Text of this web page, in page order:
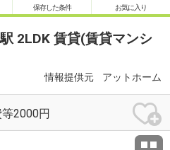
保存した条件 お気に入り
2LDK 賃貸(賃貸マンシ
情報提供元 アットホーム
2000円